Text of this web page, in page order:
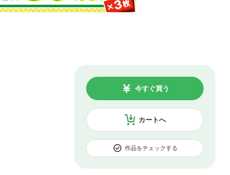
カートへ
今すぐ買う
作品をチェックする